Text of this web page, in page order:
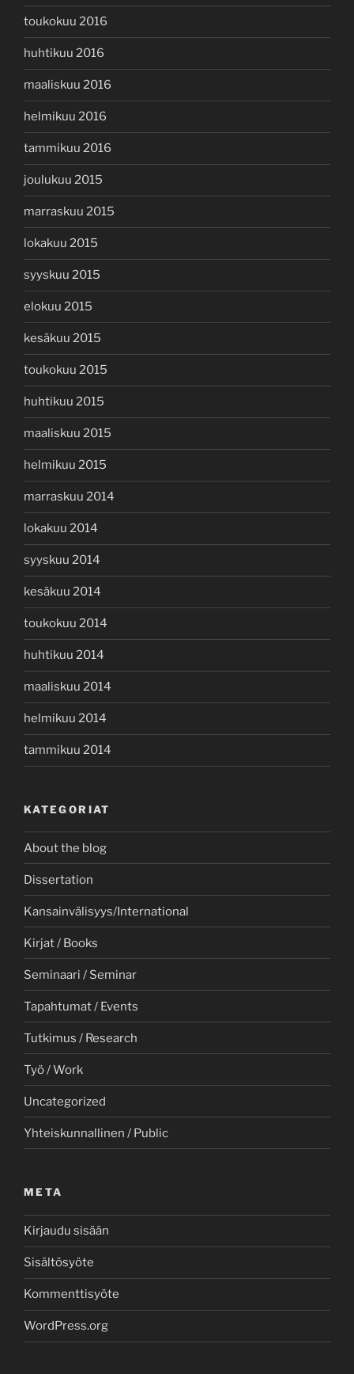
toukokuu 2016
huhtikuu 2016
maaliskuu 2016
helmikuu 2016
tammikuu 2016
joulukuu 2015
marraskuu 2015
lokakuu 2015
syyskuu 2015
elokuu 2015
kesäkuu 2015
toukokuu 2015
huhtikuu 2015
maaliskuu 2015
helmikuu 2015
marraskuu 2014
lokakuu 2014
syyskuu 2014
kesäkuu 2014
toukokuu 2014
huhtikuu 2014
maaliskuu 2014
helmikuu 2014
tammikuu 2014
KATEGORIAT
About the blog
Dissertation
Kansainvälisyys/International
Kirjat / Books
Seminaari / Seminar
Tapahtumat / Events
Tutkimus / Research
Työ / Work
Uncategorized
Yhteiskunnallinen / Public
META
Kirjaudu sisään
Sisältösyöte
Kommenttisyöte
WordPress.org